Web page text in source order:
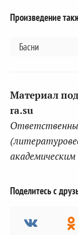
Произведение
Басни
Материал
ra.su
Поделитесь с